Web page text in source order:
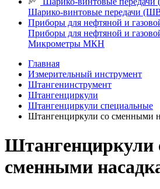
Шарико-винтовые передачи
Приборы для нефтяной и
Приборы для нефтяной и
Микрометры МКН
Главная
Измерительный инструмент
Штангенинструмент
Штангенциркули
Штангенциркули специальные
Штангенциркули со сменными
Штангенциркули
сменными